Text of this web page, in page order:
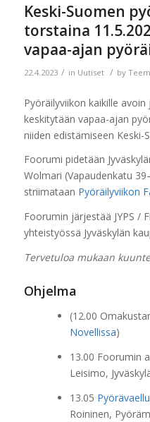
Keski-Suomen
torstaina
vapaa-ajan
22.4.2023 / in Uutiset / by
Pyöräilyviikon kaikille
keskitytään vapaa-ajan
niiden edistämiseen Keski-
Foorumi pidetään
Wolmari (Vapaudenkatu
striimataan Pyöräilyviikon
Foorumin järjestää JYPS /
yhteistyössä Jyväskylän
Tervetuloa mukaan
Ohjelma
(12.00
Novellissa)
13.00 Foorumin
Leisimo,
13.05
Roininen,